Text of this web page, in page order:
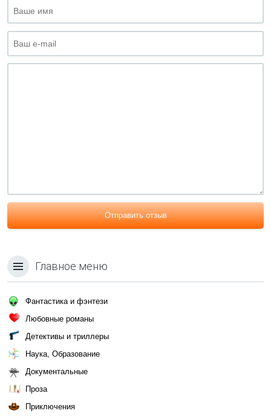
Отправить отзыв
Главное меню
Фантастика и фэнтези
Любовные романы
Детективы и триллеры
Наука, Образование
Документальные
Проза
Приключения